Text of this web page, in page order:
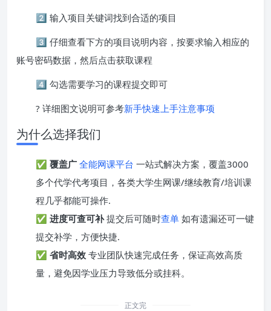
2️⃣ 输入项目关键词找到合适的项目
3️⃣ 仔细查看下方的项目说明内容，按要求输入相应的
账号密码数据，然后点击获取课程
4️⃣ 勾选需要学习的课程提交即可
? 详细图文说明可参考新手快速上手注意事项
为什么选择我们
✅ 覆盖广 全能网课平台 一站式解决方案，覆盖3000
多个代学代考项目，各类大学生网课/继续教育/培训课
程几乎都能可操作.
✅ 进度可查可补提交后可随时查单 如有遗漏还可一键
提交补学，方便快捷.
✅ 省时高效 专业团队快速完成任务，保证高效高质
量，避免因学业压力导致低分或挂科。
正文完